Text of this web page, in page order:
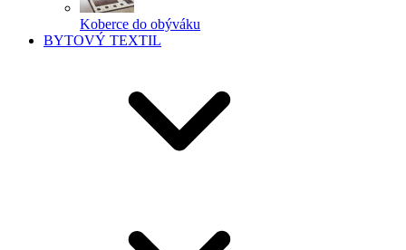
Koberce do obýváku
BYTOVÝ TEXTIL